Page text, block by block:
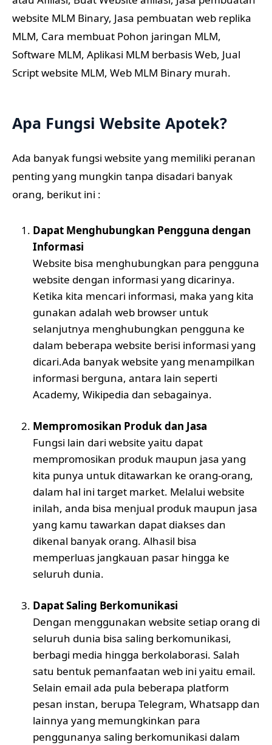
website MLM Binary, Jasa pembuatan web replika
MLM, Cara membuat Pohon jaringan MLM,
Software MLM, Aplikasi MLM berbasis Web, Jual
Script website MLM, Web MLM Binary murah.
Apa Fungsi Website Apotek?
Ada banyak fungsi website yang memiliki peranan
penting yang mungkin tanpa disadari banyak
orang, berikut ini :
Dapat Menghubungkan Pengguna dengan
Informasi
Website bisa menghubungkan para pengguna
website dengan informasi yang dicarinya.
Ketika kita mencari informasi, maka yang kita
gunakan adalah web browser untuk
selanjutnya menghubungkan pengguna ke
dalam beberapa website berisi informasi yang
dicari.Ada banyak website yang menampilkan
informasi berguna, antara lain seperti
Academy, Wikipedia dan sebagainya.
Mempromosikan Produk dan Jasa
Fungsi lain dari website yaitu dapat
mempromosikan produk maupun jasa yang
kita punya untuk ditawarkan ke orang-orang,
dalam hal ini target market. Melalui website
inilah, anda bisa menjual produk maupun jasa
yang kamu tawarkan dapat diakses dan
dikenal banyak orang. Alhasil bisa
memperluas jangkauan pasar hingga ke
seluruh dunia.
Dapat Saling Berkomunikasi
Dengan menggunakan website setiap orang di
seluruh dunia bisa saling berkomunikasi,
berbagi media hingga berkolaborasi. Salah
satu bentuk pemanfaatan web ini yaitu email.
Selain email ada pula beberapa platform
pesan instan, berupa Telegram, Whatsapp dan
lainnya yang memungkinkan para
penggunanya saling berkomunikasi dalam